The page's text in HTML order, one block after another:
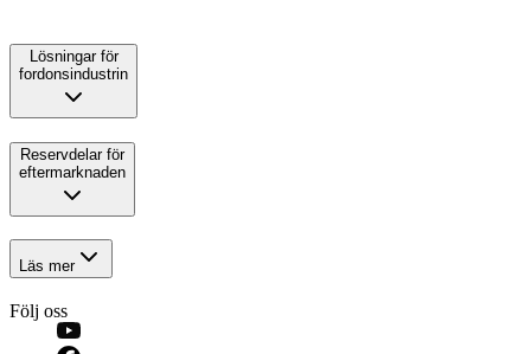
Lösningar för
fordonsindustrin
Reservdelar för
eftermarknaden
Läs mer
Följ oss